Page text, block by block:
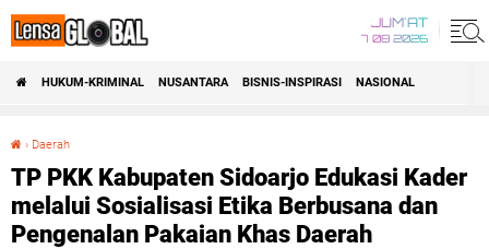
JUM'AT
7 08 2026
HUKUM-KRIMINAL NUSANTARA BISNIS-INSPIRASI NASIONAL
› Daerah
TP PKK Kabupaten Sidoarjo Edukasi Kader
melalui Sosialisasi Etika Berbusana dan
Pengenalan Pakaian Khas Daerah